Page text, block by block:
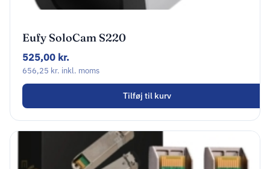
Eufy SoloCam S220
Netværksovervågningskamera Udendørs
525,00 kr.
656,25 kr. inkl. moms
Tilføj til kurv